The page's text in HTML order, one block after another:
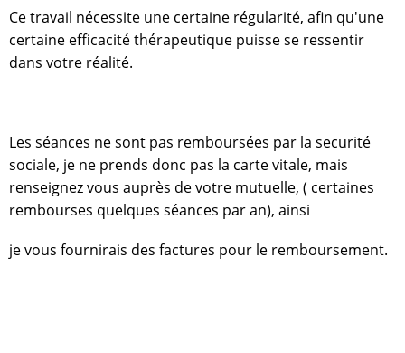
Ce travail nécessite une certaine régularité, afin qu'une
certaine efficacité thérapeutique puisse se ressentir
dans votre réalité.
Les séances ne sont pas remboursées par la securité
sociale, je ne prends donc pas la carte vitale, mais
renseignez vous auprès de votre mutuelle, ( certaines
rembourses quelques séances par an), ainsi
je vous fournirais des factures pour le remboursement.